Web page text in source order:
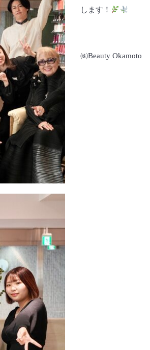
します！
㈱Beauty Okamoto